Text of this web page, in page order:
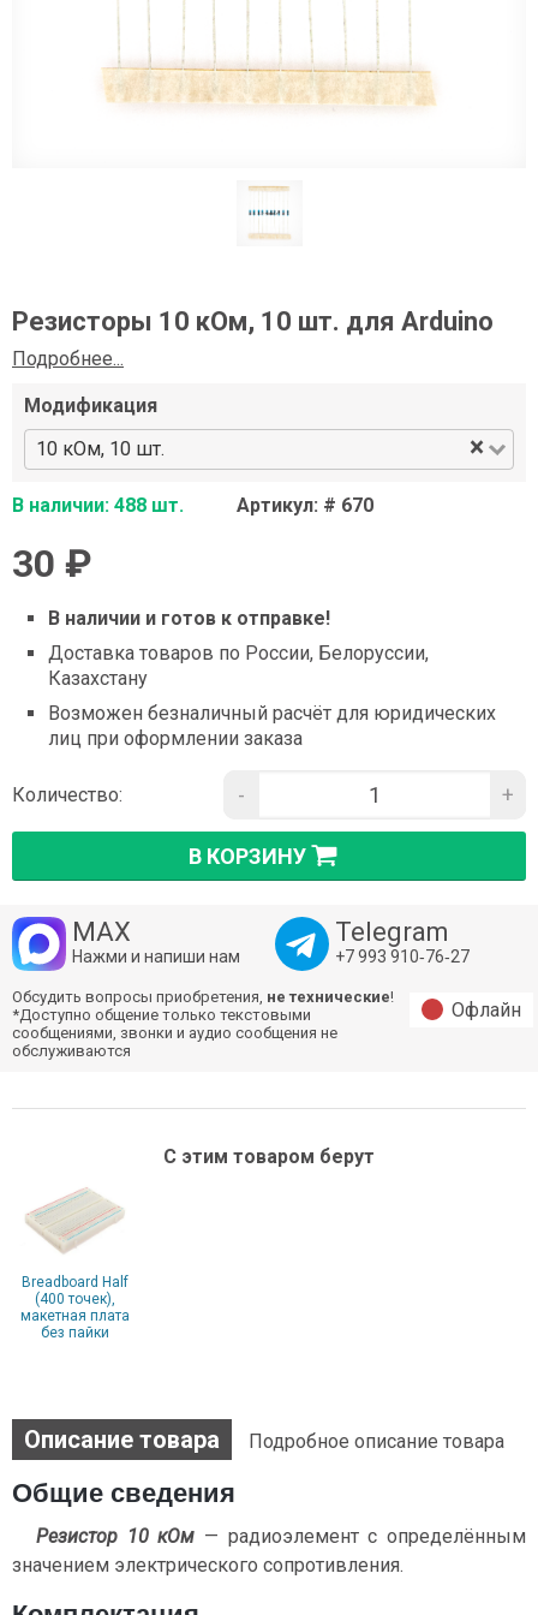
Резисторы 10 кОм, 10 шт. для Arduino
Подробнее...
Модификация
10 кОм, 10 шт.
×
В наличии: 488 шт. Артикул: # 670
30 ₽
В наличии и готов к отправке!
Доставка товаров по России, Белоруссии,
Казахстану
Возможен безналичный расчёт для юридических
лиц при оформлении заказа
Количество: - +
В КОРЗИНУ
MAX
Нажми и напиши нам
Telegram
+7 993 910‑76‑27
Обсудить вопросы приобретения, не технические!
*Доступно общение только текстовыми
сообщениями, звонки и аудио сообщения не
обслуживаются
Офлайн
С этим товаром берут
Breadboard Half
(400 точек),
макетная плата
без пайки
Описание товара Подробное описание товара
Общие сведения
Резистор 10 кОм — радиоэлемент с определённым
значением электрического сопротивления.